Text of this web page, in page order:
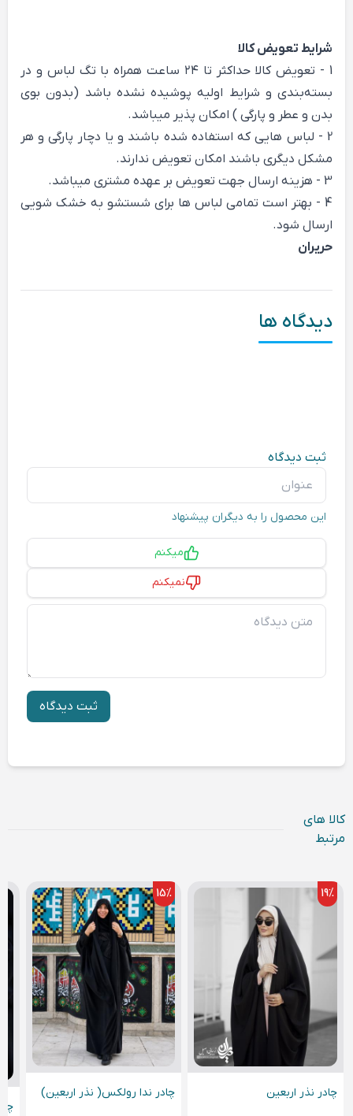
شرایط تعویض کالا
1 - تعویض کالا حداکثر تا ۲۴ ساعت همراه با تگ لباس و در
بسته‌بندی و شرایط اولیه پوشیده نشده باشد (بدون بوی
بدن و عطر و پارگی ) امکان پذیر میباشد.
2 - لباس هایی که استفاده شده باشند و یا دچار پارگی و هر
مشکل دیگری باشند امکان تعویض ندارند.
3 - هزینه ارسال جهت تعویض بر عهده مشتری میباشد.
4 - بهتر است تمامی لباس ها برای شستشو به خشک شویی
ارسال شود.
حریران
دیدگاه ها
ثبت دیدگاه
عنوان
این محصول را به دیگران پیشنهاد
پیشنهاد
میکنم
نمیکنم
متن دیدگاه
ثبت دیدگاه
کالا های
مرتبط
19%
چادر نذر اربعین
15%
چادر ندا رولکس( نذر اربعین)
چادر